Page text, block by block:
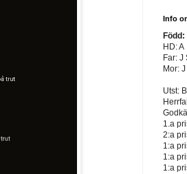
Info
Född:
HD: A
Far: J
Mor:
Utst:
1.a
2:a
1:a
1:a
1:a